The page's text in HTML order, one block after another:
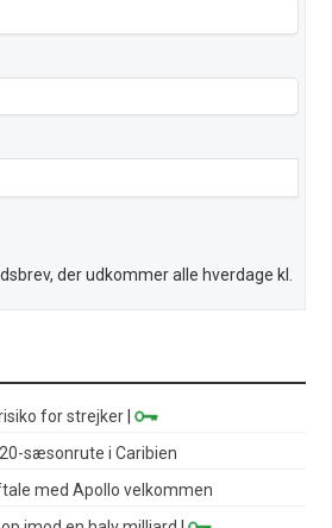
der udkommer alle hverdage kl.
for strejker |
sæsonrute i Caribien
med Apollo velkommen